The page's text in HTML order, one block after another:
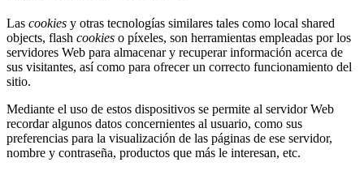
Las cookies y otras tecnologías similares tales como local shared
objects, flash cookies o píxeles, son herramientas empleadas por los
servidores Web para almacenar y recuperar información acerca de
sus visitantes, así como para ofrecer un correcto funcionamiento del
sitio.
Mediante el uso de estos dispositivos se permite al servidor Web
recordar algunos datos concernientes al usuario, como sus
preferencias para la visualización de las páginas de ese servidor,
nombre y contraseña, productos que más le interesan, etc.